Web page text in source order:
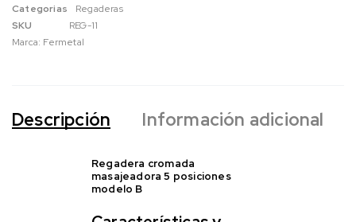
Categorias
Regaderas
SKU
REG-11
Marca: Fermetal
Descripción Información adicional
Regadera cromada
masajeadora 5 posiciones
modelo B